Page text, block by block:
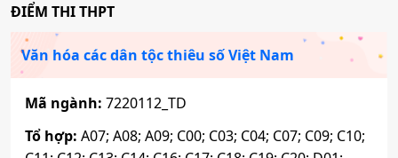
ĐIỂM THI THPT
Văn hóa các dân tộc thiêu số Việt Nam
Mã ngành: 7220112_TD
Tổ hợp: A07; A08; A09; C00; C03; C04; C07; C09; C10;